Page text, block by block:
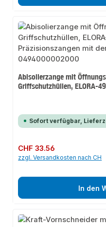
Abisolierzange mit
Griffschutzhüllen, ELORA-
Sofort verfügbar,
Regulärer Preis:
CHF 33.56
zzgl. Versandkosten nach CH
In den